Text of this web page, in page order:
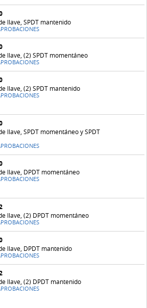
llave, SPDT mantenido
llave, (2) SPDT momentáneo
llave, (2) SPDT mantenido
llave, SPDT momentáneo y SPDT
llave, DPDT momentáneo
llave, (2) DPDT momentáneo
llave, DPDT mantenido
llave, (2) DPDT mantenido